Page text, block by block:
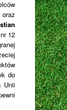
12
do
Unii